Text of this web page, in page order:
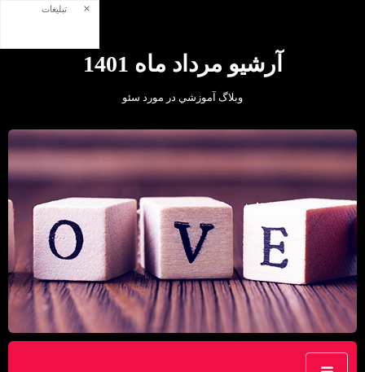
آرشیو مرداد ماه 1401
وبلاگ آموزشي در مورد سئو
تبلیغات ×